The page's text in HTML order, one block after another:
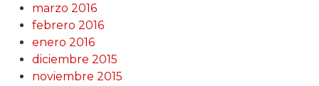
marzo 2016
febrero 2016
enero 2016
diciembre 2015
noviembre 2015